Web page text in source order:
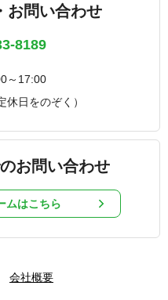
お問い合わせ
8189
～17:00
休日をのぞく）
お問い合わせ
ムはこちら
会社概要